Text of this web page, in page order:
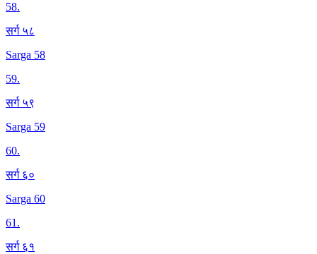
58.
सर्ग ५८
Sarga 58
59.
सर्ग ५९
Sarga 59
60.
सर्ग ६०
Sarga 60
61.
सर्ग ६१